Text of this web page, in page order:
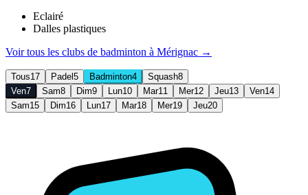
Eclairé
Dalles plastiques
Voir tous les clubs de badminton à Mérignac →
Tous17 Padel 5 Badminton4 Squash8
Ven7 Sam8 Dim9 Lun10 Mar11 Mer12 Jeu13 Ven14
Sam15 Dim16 Lun17 Mar18 Mer19 Jeu20